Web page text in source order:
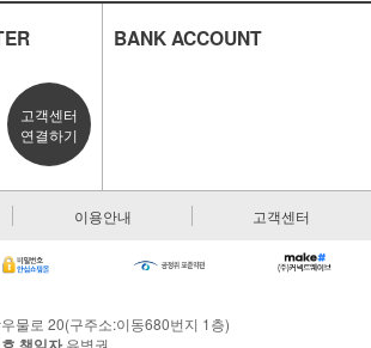
고객센터
연결하기
BANK ACCOUNT
이용안내 고객센터
물로 20(구주소:이동680번지 1층)